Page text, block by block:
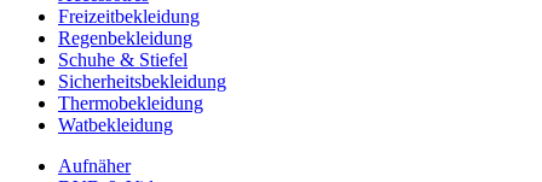
Freizeitbekleidung
Regenbekleidung
Schuhe & Stiefel
Sicherheitsbekleidung
Thermobekleidung
Watbekleidung
Aufnäher